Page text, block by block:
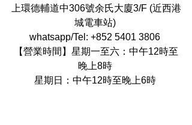
上環德輔道中306號余氏大廈3/F (近西港
城電車站)
whatsapp/Tel: +852 5401 3806
【營業時間】星期一至六：中午12時至
晚上8時
星期日：中午12時至晚上6時